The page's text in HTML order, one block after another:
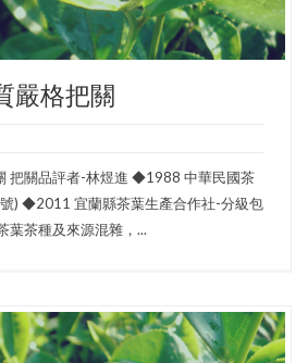
嚴格把關
把關品評者-林煜進 ◆1988 中華民國茶
) ◆2011 宜蘭縣茶葉生產合作社-分級包
葉茶種及來源混雜，...